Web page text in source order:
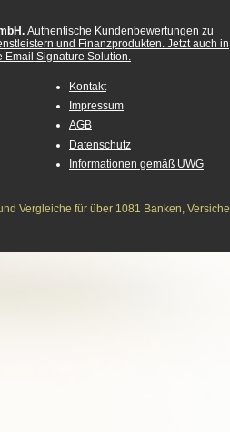
Authentische Kundenbewertungen zu
und Finanzprodukten. Jetzt auch in
Email Signature Solution.
Kontakt
Impressum
AGB
Datenschutz
Informationen gemäß UWG
Vergleiche für über 1081 Banken,